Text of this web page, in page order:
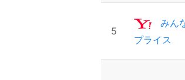
5
みん
プライス